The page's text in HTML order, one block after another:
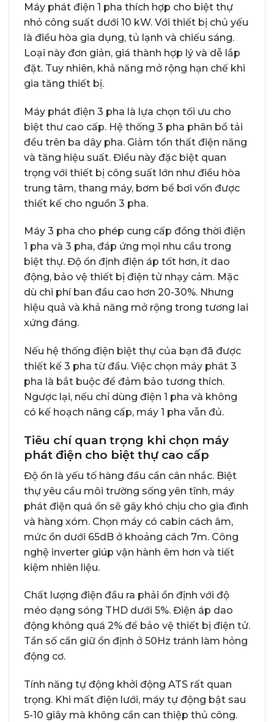
Máy phát điện 1 pha thích hợp cho biệt thự
nhỏ công suất dưới 10 kW. Với thiết bị chủ yếu
là điều hòa gia dụng, tủ lạnh và chiếu sáng.
Loại này đơn giản, giá thành hợp lý và dễ lắp
đặt. Tuy nhiên, khả năng mở rộng hạn chế khi
gia tăng thiết bị.
Máy phát điện 3 pha là lựa chọn tối ưu cho
biệt thư cao cấp. Hệ thống 3 pha phân bổ tải
đều trên ba dây pha. Giảm tổn thất điện năng
và tăng hiệu suất. Điều này đặc biệt quan
trọng với thiết bị công suất lớn như điều hòa
trung tâm, thang máy, bơm bể bơi vốn được
thiết kế cho nguồn 3 pha.
Máy 3 pha cho phép cung cấp đồng thời điện
1 pha và 3 pha, đáp ứng mọi nhu cầu trong
biệt thự. Độ ổn định điện áp tốt hơn, ít dao
động, bảo vệ thiết bị điện tử nhạy cảm. Mặc
dù chi phí ban đầu cao hơn 20-30%. Nhưng
hiệu quả và khả năng mở rộng trong tương lai
xứng đáng.
Nếu hệ thống điện biệt thự của bạn đã được
thiết kế 3 pha từ đầu. Việc chọn máy phát 3
pha là bắt buộc để đảm bảo tương thích.
Ngược lại, nếu chỉ dùng điện 1 pha và không
có kế hoạch nâng cấp, máy 1 pha vẫn đủ.
Tiêu chí quan trọng khi chọn máy
phát điện cho biệt thự cao cấp
Độ ồn là yếu tố hàng đầu cần cân nhắc. Biệt
thự yêu cầu môi trường sống yên tĩnh, máy
phát điện quá ồn sẽ gây khó chịu cho gia đình
và hàng xóm. Chọn máy có cabin cách âm,
mức ồn dưới 65dB ở khoảng cách 7m. Công
nghệ inverter giúp vận hành êm hơn và tiết
kiệm nhiên liệu.
Chất lượng điện đầu ra phải ổn định với độ
méo dạng sóng THD dưới 5%. Điện áp dao
động không quá 2% để bảo vệ thiết bị điện tử.
Tần số cần giữ ổn định ở 50Hz tránh làm hỏng
động cơ.
Tính năng tự động khởi động ATS rất quan
trọng. Khi mất điện lưới, máy tự động bật sau
5-10 giây mà không cần can thiệp thủ công.